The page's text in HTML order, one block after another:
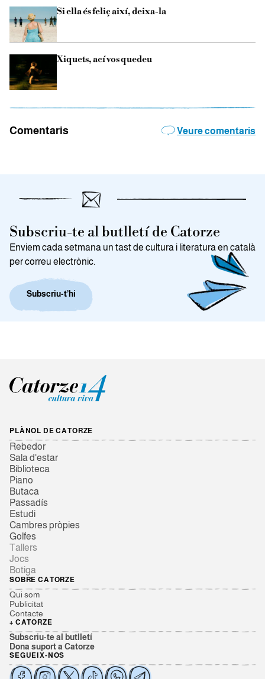
Si ella és feliç així, deixa-la
Xiquets, ací vos quedeu
Comentaris Veure comentaris
Subscriu-te al butlletí de Catorze
Enviem cada setmana un tast de cultura i literatura en català
per correu electrònic.
Subscriu-t’hi
PLÀNOL DE CATORZE
Rebedor
Sala d'estar
Biblioteca
Piano
Butaca
Passadís
Estudi
Cambres pròpies
Golfes
Tallers
Jocs
Botiga
SOBRE CATORZE
Qui som
Publicitat
Contacte
+ CATORZE
Subscriu-te al butlletí
Dona suport a Catorze
SEGUEIX-NOS